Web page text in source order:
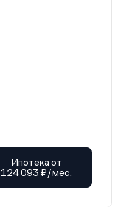
Ипотека от
124 093 ₽/мес.